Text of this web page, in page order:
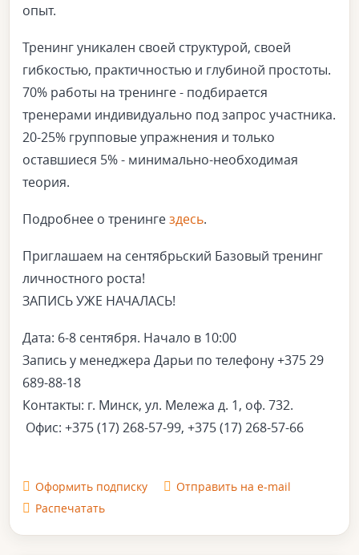
опыт.
Тренинг уникален своей структурой, своей
гибкостью, практичностью и глубиной простоты.
70% работы на тренинге - подбирается
тренерами индивидуально под запрос участника.
20-25% групповые упражнения и только
оставшиеся 5% - минимально-необходимая
теория.
Подробнее о тренингездесь.
Приглашаем на сентябрьский Базовый тренинг
личностного роста!
ЗАПИСЬ УЖЕ НАЧАЛАСЬ!
Дата: 6-8 сентября. Начало в 10:00
Запись у менеджера Дарьи по телефону +375 29
689-88-18
Контакты: г. Минск, ул. Мележа д. 1, оф. 732.
Офис: +375 (17) 268-57-99, +375 (17) 268-57-66
Оформить подписку
Отправить на e-mail
Распечатать